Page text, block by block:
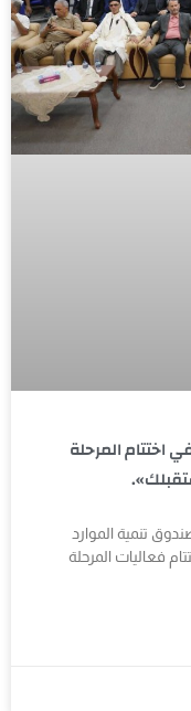
اختتام المرحلة
عام صندوق تنمية الموارد
فعاليات المرحلة